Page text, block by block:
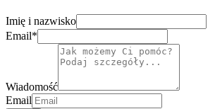
Imię i nazwisko
Email*
Wiadomość
Email